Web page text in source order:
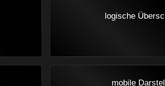
logische
mobile